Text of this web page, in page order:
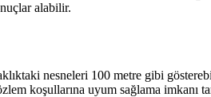
alabilir.
nesneleri 100 metre gibi
koşullarına uyum sağlama imkanı